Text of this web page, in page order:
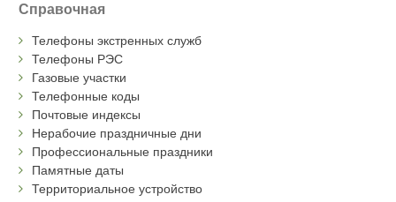
Справочная
Телефоны экстренных служб
Телефоны РЭС
Газовые участки
Телефонные коды
Почтовые индексы
Нерабочие праздничные дни
Профессиональные праздники
Памятные даты
Территориальное устройство